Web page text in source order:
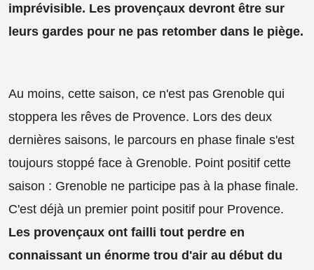
imprévisible. Les provençaux devront être sur
leurs gardes pour ne pas retomber dans le piège.
Au moins, cette saison, ce n'est pas Grenoble qui
stoppera les rêves de Provence. Lors des deux
dernières saisons, le parcours en phase finale s'est
toujours stoppé face à Grenoble. Point positif cette
saison : Grenoble ne participe pas à la phase finale.
C'est déjà un premier point positif pour Provence.
Les provençaux ont failli tout perdre en
connaissant un énorme trou d'air au début du